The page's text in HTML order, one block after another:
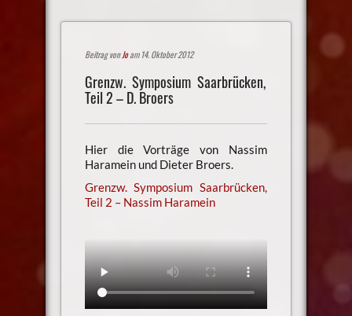
Beitrag vonJoam 14. Oktober 2012
Grenzw. Symposium Saarbrücken,
Teil 2 – D. Broers
Hier die Vorträge von Nassim
Haramein und Dieter Broers.
Grenzw. Symposium Saarbrücken,
Teil 2 – Nassim Haramein